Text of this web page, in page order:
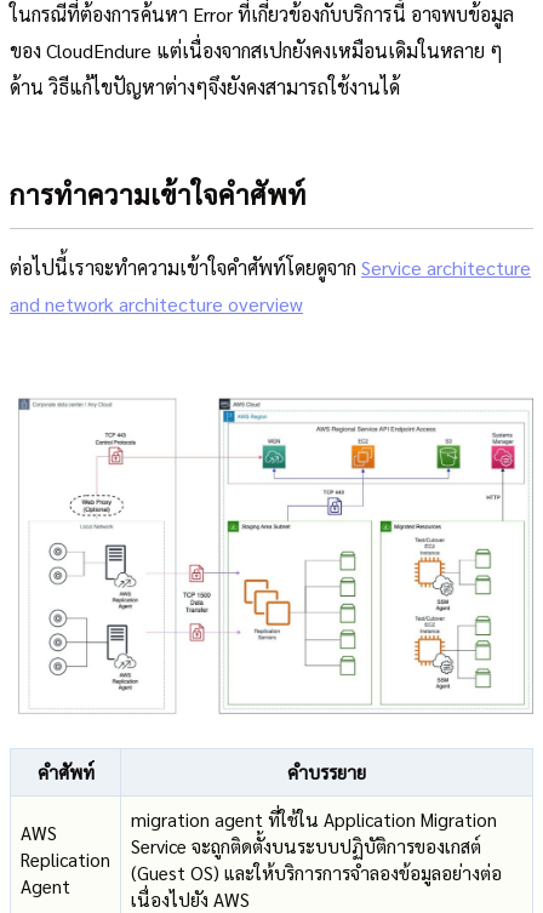
ในกรณีที่ต้องการค้นหา Error ที่เกี่ยวข้องกับบริการนี้ อาจพบข้อมูล
ของ CloudEndure แต่เนื่องจากสเปกยังคงเหมือนเดิมในหลาย ๆ
ด้าน วิธีแก้ไขปัญหาต่างๆจึงยังคงสามารถใช้งานได้
การทำความเข้าใจคำศัพท์
ต่อไปนี้เราจะทำความเข้าใจคำศัพท์โดยดูจาก Service architecture
and network architecture overview
คำศัพท์ คำบรรยาย
AWS
Replication
Agent
migration agent ที่ใช้ใน Application Migration
Service จะถูกติดตั้งบนระบบปฏิบัติการของเกสต์
(Guest OS) และให้บริการการจำลองข้อมูลอย่างต่อ
เนื่องไปยัง AWS